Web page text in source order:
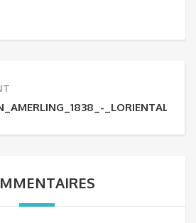
_LORIENTALE_1